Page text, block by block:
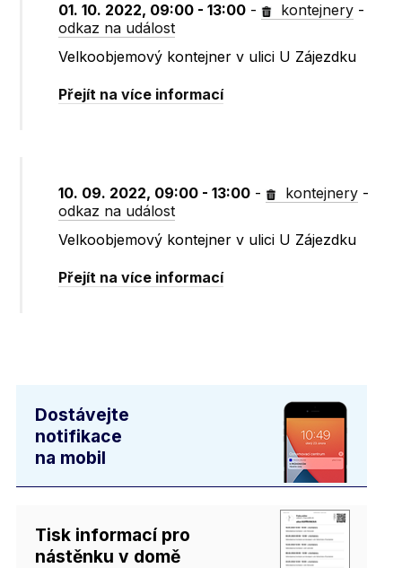
01. 10. 2022, 09:00 - 13:00 - kontejnery -
odkaz na událost
Velkoobjemový kontejner v ulici U Zájezdku
Přejít na více informací
10. 09. 2022, 09:00 - 13:00 - kontejnery -
odkaz na událost
Velkoobjemový kontejner v ulici U Zájezdku
Přejít na více informací
Dostávejte
notifikace
na mobil
Tisk informací pro
nástěnku v domě